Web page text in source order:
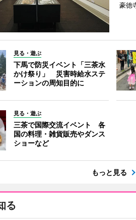
豪徳
見る・遊ぶ
下馬で防災イベント「三茶水
かけ祭り」 災害時給水ステ
ーションの周知目的に
見る・遊ぶ
三茶で国際交流イベント 各
国の料理・雑貨販売やダンス
ショーなど
もっと見る
る